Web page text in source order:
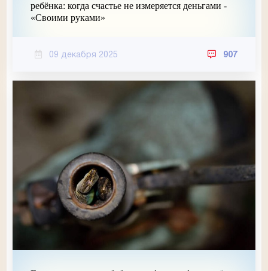
ребёнка: когда счастье не измеряется деньгами -
«Своими руками»
09 декабря 2025 907